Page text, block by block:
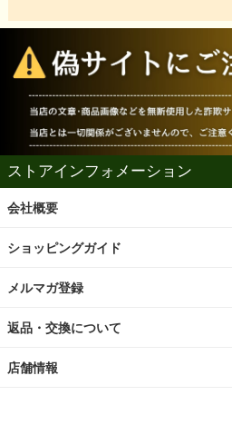
ストアインフォメーション
会社概要
ショッピングガイド
メルマガ登録
返品・交換について
店舗情報